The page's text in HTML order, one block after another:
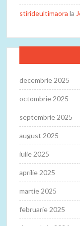
stirideultimaora la
decembrie 2025
octombrie 2025
septembrie 2025
august 2025
iulie 2025
aprilie 2025
martie 2025
februarie 2025